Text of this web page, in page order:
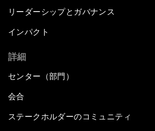
リーダーシップとガバナンス
インパクト
詳細
センター（部門）
会合
ステークホルダーのコミュニティ